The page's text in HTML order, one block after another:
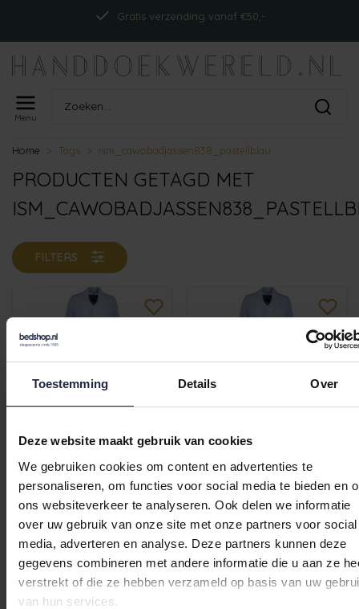
Toestemming Details Over
Deze website maakt gebruik van cookies
We gebruiken cookies om content en advertenties te
personaliseren, om functies voor social media te bieden en
ons websiteverkeer te analyseren. Ook delen we informatie
over uw gebruik van onze site met onze partners voor social
media, adverteren en analyse. Deze partners kunnen deze
gegevens combineren met andere informatie die u aan ze
verstrekt of die ze hebben verzameld op basis van uw
van hun services.
Gratis verzending vanaf €50,-
Menu
Home Tags ism_cawobadjassen838_pastellblau
PRODUCTEN GETAGD MET
FILTERS
Cawo Dames Kimono
838 10 pastellblau Maat
L/XL
€119,90
Cawo Dames Kimono
838 10 pastellblau Maat
S/M
€119,90